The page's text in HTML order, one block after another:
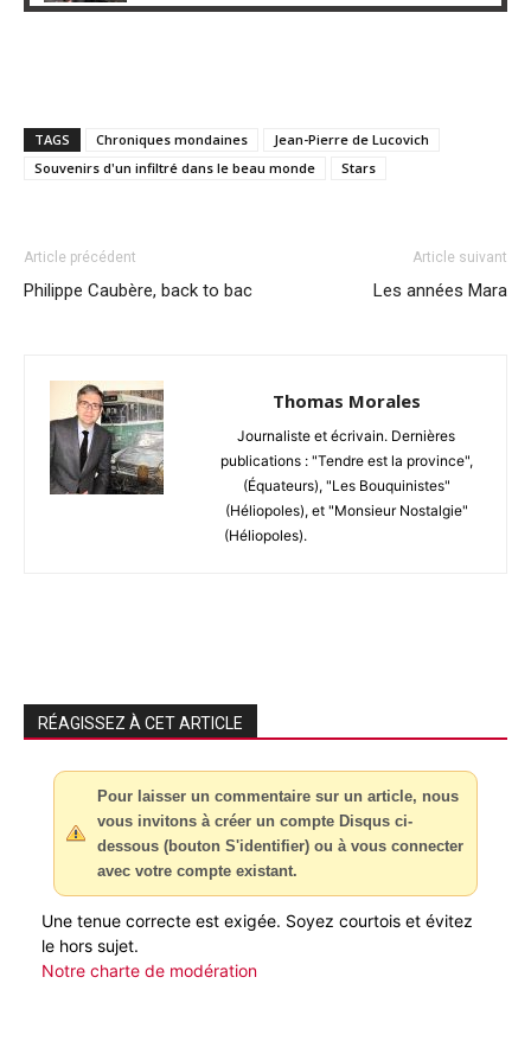
TAGS Chroniques mondaines
Jean-Pierre de Lucovich
Souvenirs d'un infiltré dans le beau monde
Stars
Article précédent
Philippe Caubère, back to bac
Article suivant
Les années Mara
Thomas Morales
Journaliste et écrivain. Dernières
publications : "Tendre est la province",
(Équateurs), "Les Bouquinistes"
(Héliopoles), et "Monsieur Nostalgie"
(Héliopoles).
RÉAGISSEZ À CET ARTICLE
Pour laisser un commentaire sur un article, nous
vous invitons à créer un compte Disqus ci-
dessous (bouton S'identifier) ou à vous connecter
avec votre compte existant.
Une tenue correcte est exigée. Soyez courtois et évitez
le hors sujet.
Notre charte de modération